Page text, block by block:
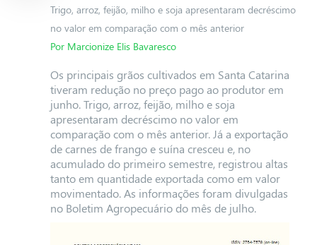
Trigo, arroz, feijão, milho e soja apresentaram decréscimo
no valor em comparação com o mês anterior
Por Marcionize Elis Bavaresco
Os principais grãos cultivados em Santa Catarina
tiveram redução no preço pago ao produtor em
junho. Trigo, arroz, feijão, milho e soja
apresentaram decréscimo no valor em
comparação com o mês anterior. Já a exportação
de carnes de frango e suína cresceu e, no
acumulado do primeiro semestre, registrou altas
tanto em quantidade exportada como em valor
movimentado. As informações foram divulgadas
no Boletim Agropecuário do mês de julho.